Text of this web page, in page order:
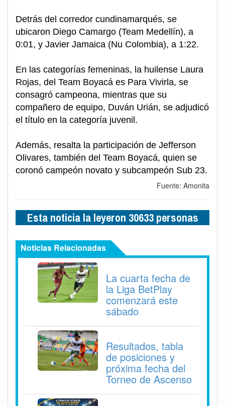
Detrás del corredor cundinamarqués, se
ubicaron Diego Camargo (Team Medellín), a
0:01, y Javier Jamaica (Nu Colombia), a 1:22.
En las categorías femeninas, la huilense Laura
Rojas, del Team Boyacá es Para Vivirla, se
consagró campeona, mientras que su
compañero de equipo, Duván Urián, se adjudicó
el título en la categoría juvenil.
Además, resalta la participación de Jefferson
Olivares, también del Team Boyacá, quien se
coronó campeón novato y subcampeón Sub 23.
Fuente: Amonita
Esta noticia la leyeron 30633 personas
Noticias Relacionadas
La cuarta fecha de
la Liga BetPlay
comenzará este
sábado
Resultados, tabla
de posiciones y
próxima fecha del
Torneo de Ascenso